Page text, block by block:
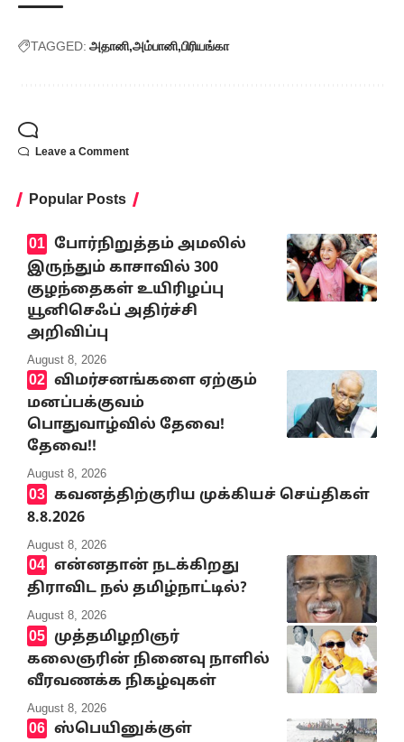
TAGGED: அதானி அம்பானி பிரியங்கா
Leave a Comment
Popular Posts
போர்நிறுத்தம் அமலில்
இருந்தும் காசாவில் 300
குழந்தைகள் உயிரிழப்பு
யூனிசெஃப் அதிர்ச்சி
அறிவிப்பு
August 8, 2026
விமர்சனங்களை ஏற்கும்
மனப்பக்குவம்
பொதுவாழ்வில் தேவை!
தேவை!!
August 8, 2026
கவனத்திற்குரிய முக்கியச் செய்திகள்
8.8.2026
August 8, 2026
என்னதான் நடக்கிறது
திராவிட நல் தமிழ்நாட்டில்?
August 8, 2026
முத்தமிழறிஞர்
கலைஞரின் நினைவு நாளில்
வீரவணக்க நிகழ்வுகள்
August 8, 2026
ஸ்பெயினுக்குள்